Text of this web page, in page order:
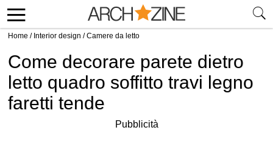
Home / Interior design /Camere da letto
Come decorare parete dietro
letto quadro soffitto travi legno
faretti tende
Pubblicità